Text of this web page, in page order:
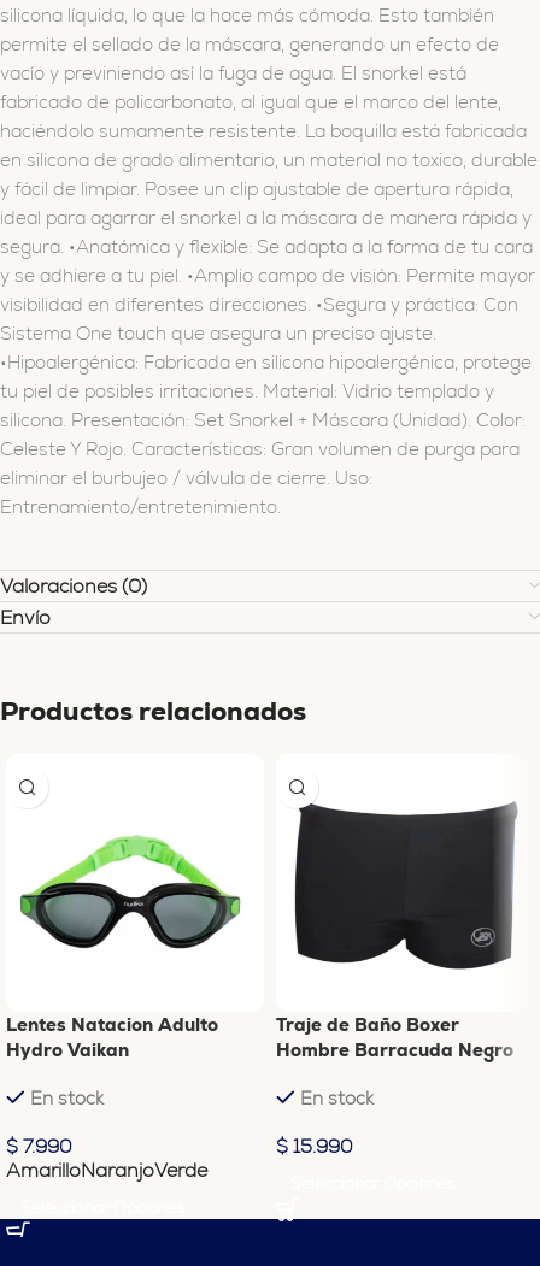
silicona líquida, lo que la hace más cómoda. Esto también
permite el sellado de la máscara, generando un efecto de
vacío y previniendo así la fuga de agua. El snorkel está
fabricado de policarbonato, al igual que el marco del lente,
haciéndolo sumamente resistente. La boquilla está fabricada
en silicona de grado alimentario, un material no toxico, durable
y fácil de limpiar. Posee un clip ajustable de apertura rápida,
ideal para agarrar el snorkel a la máscara de manera rápida y
segura. •Anatómica y flexible: Se adapta a la forma de tu cara
y se adhiere a tu piel. •Amplio campo de visión: Permite mayor
visibilidad en diferentes direcciones. •Segura y práctica: Con
Sistema One touch que asegura un preciso ajuste.
•Hipoalergénica: Fabricada en silicona hipoalergénica, protege
tu piel de posibles irritaciones. Material: Vidrio templado y
silicona. Presentación: Set Snorkel + Máscara (Unidad). Color:
Celeste Y Rojo. Características: Gran volumen de purga para
eliminar el burbujeo / válvula de cierre. Uso:
Entrenamiento/entretenimiento.
Valoraciones (0)
Envío
Productos relacionados
Lentes Natacion Adulto
Hydro Vaikan
En stock
$ 7.990
AmarilloNaranjoVerde
Traje de Baño Boxer
Hombre Barracuda Negro
En stock
$ 15.990